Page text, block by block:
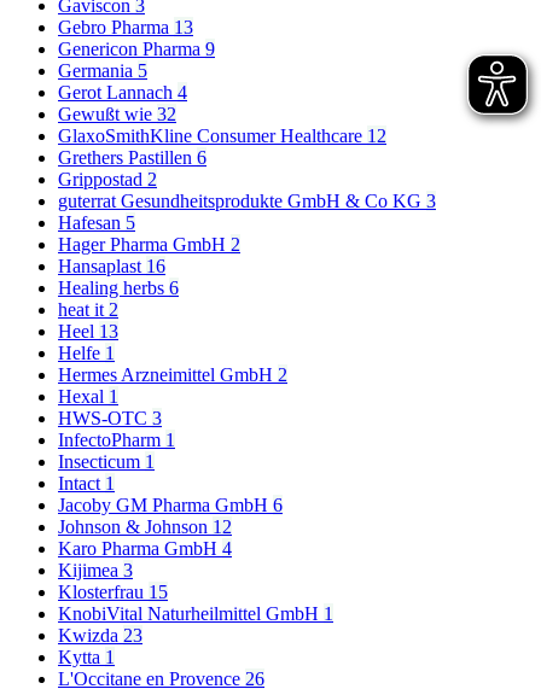
Gaviscon 3
Gebro Pharma 13
Genericon Pharma 9
Germania 5
Gerot Lannach 4
Gewußt wie 32
GlaxoSmithKline Consumer Healthcare 12
Grethers Pastillen 6
Grippostad 2
guterrat Gesundheitsprodukte GmbH & Co KG 3
Hafesan 5
Hager Pharma GmbH 2
Hansaplast 16
Healing herbs 6
heat it 2
Heel 13
Helfe 1
Hermes Arzneimittel GmbH 2
Hexal 1
HWS-OTC 3
InfectoPharm 1
Insecticum 1
Intact 1
Jacoby GM Pharma GmbH 6
Johnson & Johnson 12
Karo Pharma GmbH 4
Kijimea 3
Klosterfrau 15
KnobiVital Naturheilmittel GmbH 1
Kwizda 23
Kytta 1
L'Occitane en Provence 26